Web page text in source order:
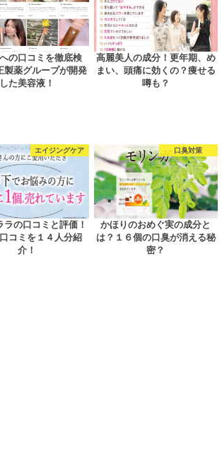
の口コミを徹底検
製薬グループが開発
した美容液！
高麗美人の成分！更年期、め
まい、頭痛に効くの？痩せる
噂も？
エイジングケア
ラの口コミと評価！
コミを１４人分紹
介！
口臭対策
かほりのおめぐ実の成分と
は？１６個の口臭が消える秘
密？